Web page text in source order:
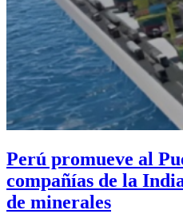
Perú promueve al
compañías de la
de minerales